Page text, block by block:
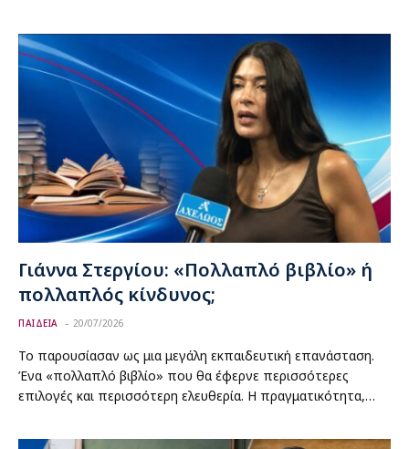
Γιάννα Στεργίου: «Πολλαπλό βιβλίο» ή
πολλαπλός κίνδυνος;
ΠΑΙΔΕΙΑ 20/07/2026
Το παρουσίασαν ως μια μεγάλη εκπαιδευτική επανάσταση.
Ένα «πολλαπλό βιβλίο» που θα έφερνε περισσότερες
επιλογές και περισσότερη ελευθερία. Η πραγματικότητα,…